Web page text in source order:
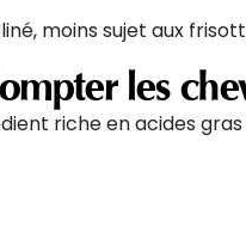
moins sujet aux
les
riche en acides